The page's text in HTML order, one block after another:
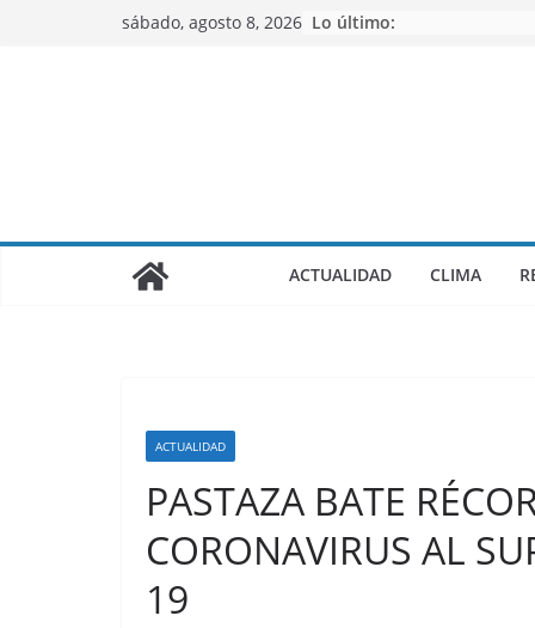
sábado, agosto 8, 2026 Lo último:
ACTUALIDAD CLIMA
ACTUALIDAD
PASTAZA BATE
CORONAVIRUS AL
19